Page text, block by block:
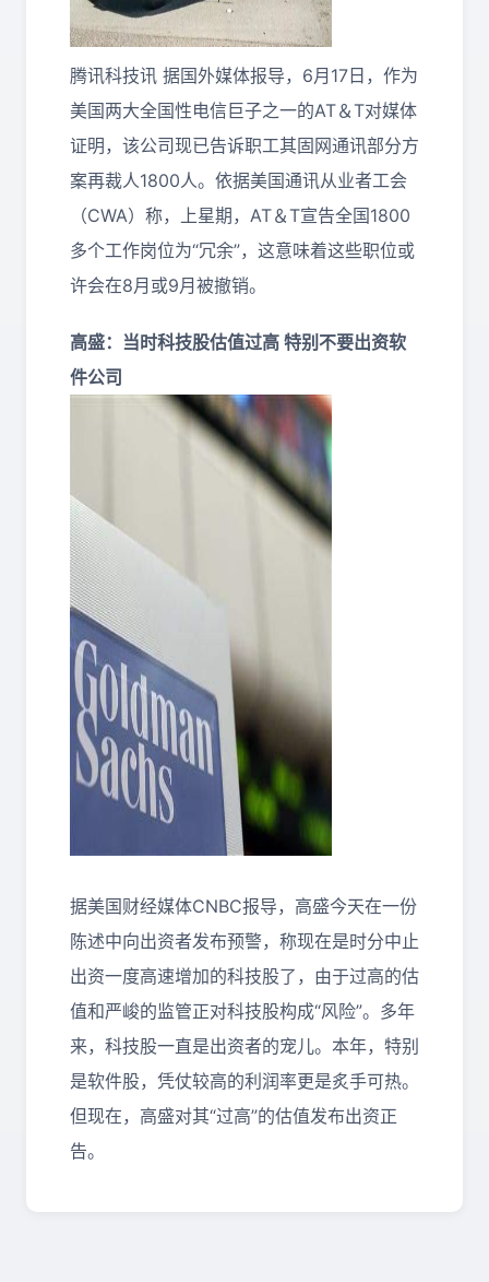
腾讯科技讯 据国外媒体报导，6月17日，作为
美国两大全国性电信巨子之一的AT＆T对媒体
证明，该公司现已告诉职工其固网通讯部分方
案再裁人1800人。依据美国通讯从业者工会
（CWA）称，上星期，AT＆T宣告全国1800
多个工作岗位为“冗余”，这意味着这些职位或
许会在8月或9月被撤销。
高盛：当时科技股估值过高 特别不要出资软
件公司
据美国财经媒体CNBC报导，高盛今天在一份
陈述中向出资者发布预警，称现在是时分中止
出资一度高速增加的科技股了，由于过高的估
值和严峻的监管正对科技股构成“风险”。多年
来，科技股一直是出资者的宠儿。本年，特别
是软件股，凭仗较高的利润率更是炙手可热。
但现在，高盛对其“过高”的估值发布出资正
告。